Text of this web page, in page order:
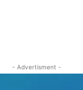
- Advertisment -